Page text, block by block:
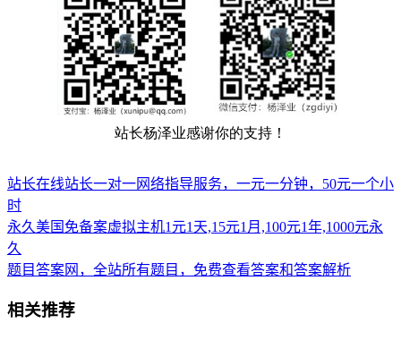
站长在线站长一对一网络指导服务，一元一分钟，50元一个小
时
永久美国免备案虚拟主机1元1天,15元1月,100元1年,1000元永
久
题目答案网，全站所有题目，免费查看答案和答案解析
相关推荐